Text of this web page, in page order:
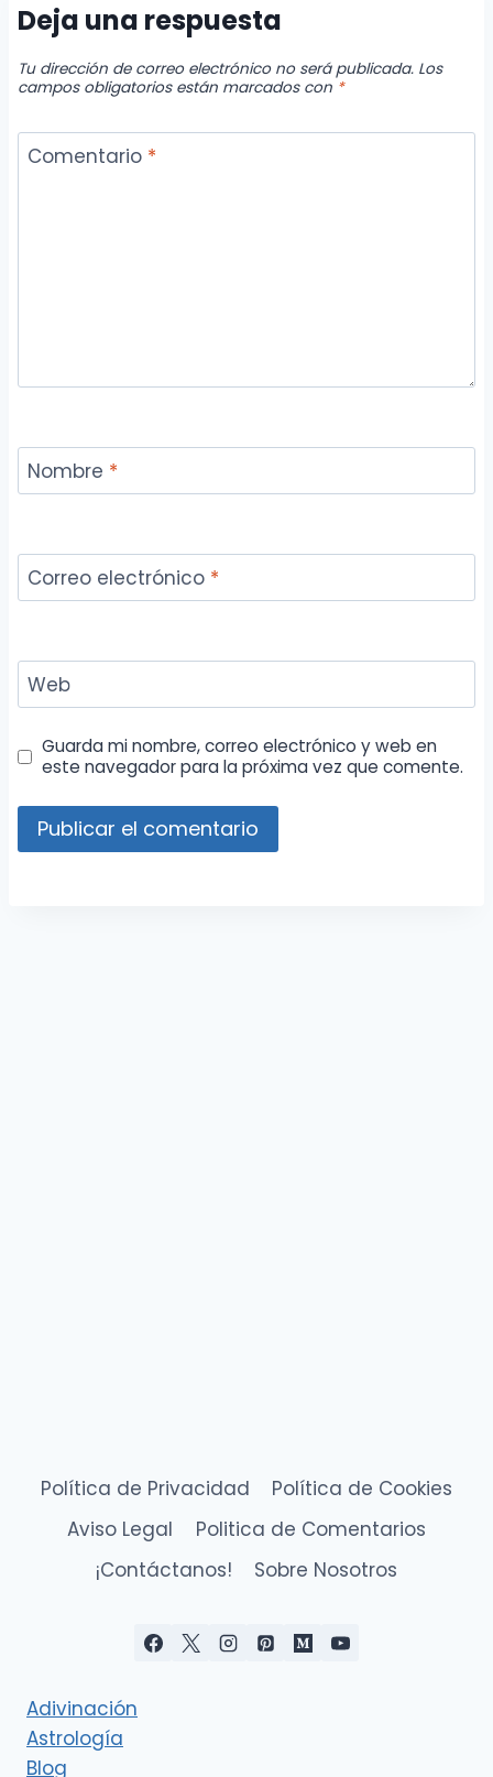
Deja una respuesta
Tu dirección de correo electrónico no será publicada. Los
campos obligatorios están marcados con *
Comentario *
Nombre *
Correo electrónico *
Web
Guarda mi nombre, correo electrónico y web en
este navegador para la próxima vez que comente.
Política de Privacidad
Política de Cookies
Aviso Legal
Politica de Comentarios
¡Contáctanos!
Sobre Nosotros
Adivinación
Astrología
Blog